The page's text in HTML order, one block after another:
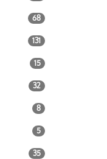
68
131
15
32
8
5
35